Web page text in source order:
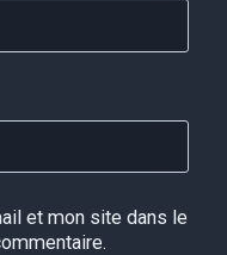
et mon site dans le